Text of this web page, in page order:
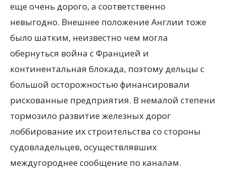
еще очень дорого, а соответственно
невыгодно. Внешнее положение Англии тоже
было шатким, неизвестно чем могла
обернуться война с Францией и
континентальная блокада, поэтому дельцы с
большой осторожностью финансировали
рискованные предприятия. В немалой степени
тормозило развитие железных дорог
лоббирование их строительства со стороны
судовладельцев, осуществлявших
междугороднее сообщение по каналам.